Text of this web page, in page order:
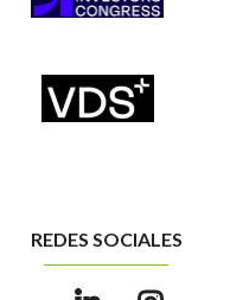
REDES SOCIALES